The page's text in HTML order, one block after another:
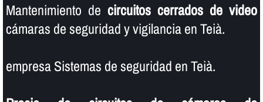
Mantenimiento de circuitos cerrados de video
cámaras de seguridad y vigilancia en Teià.
empresa Sistemas de seguridad en Teià.